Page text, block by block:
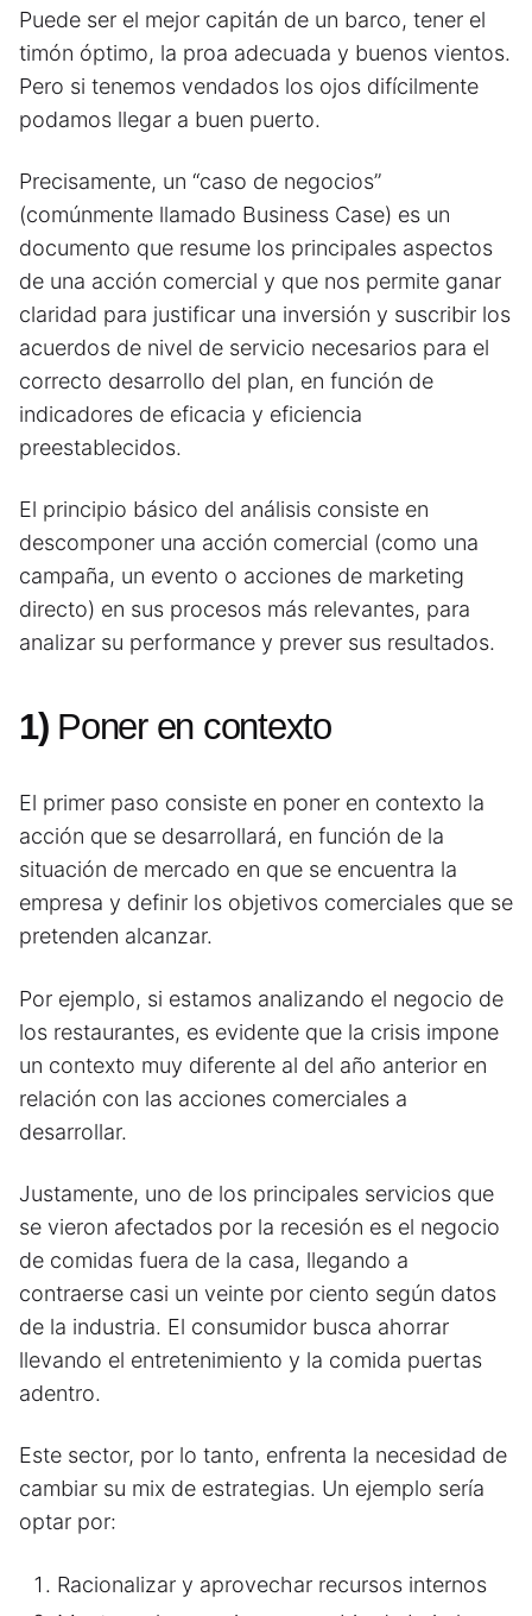
Puede ser el mejor capitán de un barco, tener el
timón óptimo, la proa adecuada y buenos vientos.
Pero si tenemos vendados los ojos difícilmente
podamos llegar a buen puerto.
Precisamente, un “caso de negocios”
(comúnmente llamado Business Case) es un
documento que resume los principales aspectos
de una acción comercial y que nos permite ganar
claridad para justificar una inversión y suscribir los
acuerdos de nivel de servicio necesarios para el
correcto desarrollo del plan, en función de
indicadores de eficacia y eficiencia
preestablecidos.
El principio básico del análisis consiste en
descomponer una acción comercial (como una
campaña, un evento o acciones de marketing
directo) en sus procesos más relevantes, para
analizar su performance y prever sus resultados.
1)Poner en contexto
El primer paso consiste en poner en contexto la
acción que se desarrollará, en función de la
situación de mercado en que se encuentra la
empresa y definir los objetivos comerciales que se
pretenden alcanzar.
Por ejemplo, si estamos analizando el negocio de
los restaurantes, es evidente que la crisis impone
un contexto muy diferente al del año anterior en
relación con las acciones comerciales a
desarrollar.
Justamente, uno de los principales servicios que
se vieron afectados por la recesión es el negocio
de comidas fuera de la casa, llegando a
contraerse casi un veinte por ciento según datos
de la industria. El consumidor busca ahorrar
llevando el entretenimiento y la comida puertas
adentro.
Este sector, por lo tanto, enfrenta la necesidad de
cambiar su mix de estrategias. Un ejemplo sería
optar por:
Racionalizar y aprovechar recursos internos